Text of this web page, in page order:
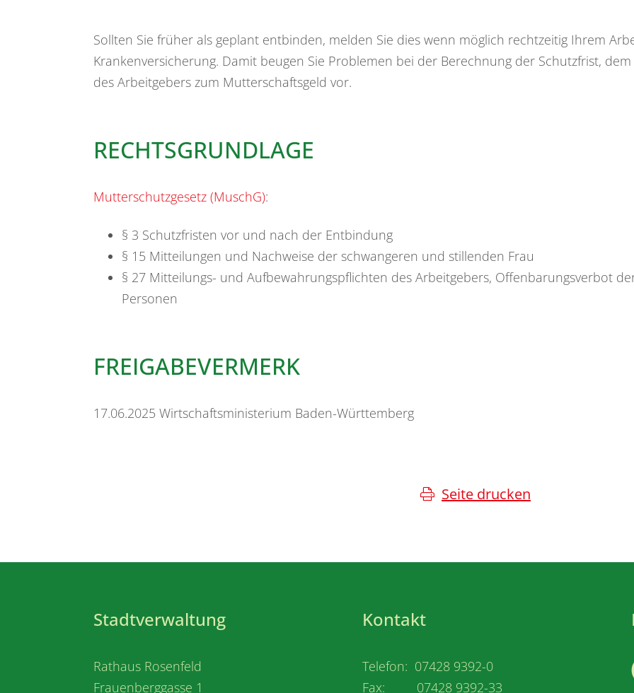
Sollten Sie früher als geplant entbinden, melden Sie dies wenn möglich rechtzeitig Ihrem
Krankenversicherung. Damit beugen Sie Problemen bei der Berechnung der Schutzfrist,
des Arbeitgebers zum Mutterschaftsgeld vor.
RECHTSGRUNDLAGE
Mutterschutzgesetz (MuschG):
§ 3 Schutzfristen vor und nach der Entbindung
§ 15 Mitteilungen und Nachweise der schwangeren und stillenden Frau
§ 27 Mitteilungs- und Aufbewahrungspflichten des Arbeitgebers, Offenbarungsverbot
Personen
FREIGABEVERMERK
17.06.2025 Wirtschaftsministerium Baden-Württemberg
Seite drucken
Stadtverwaltung
Rathaus Rosenfeld
Frauenberggasse 1
Kontakt
Telefon: 07428 9392-0
Fax: 07428 9392-33